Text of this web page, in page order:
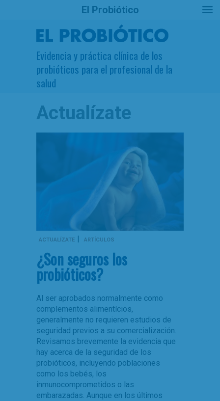
Evidencia y práctica clínica de los
probióticos para el profesional de la
salud
Actualízate
ACTUALÍZATE | ARTÍCULOS
¿Son seguros los
probióticos?
Al ser aprobados normalmente como
complementos alimentícios,
generalmente no requieren estudios de
seguridad previos a su comercialización.
Revisamos brevemente la evidencia que
hay acerca de la seguridad de los
probióticos, incluyendo poblaciones
como los bebés, los
inmunocomprometidos o las
embarazadas. Aunque en los últimos
El Probiótico